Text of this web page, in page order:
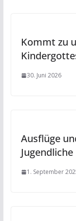
Kommt zu
30. Juni 2026
Ausflüge
Jugendliche
1. September